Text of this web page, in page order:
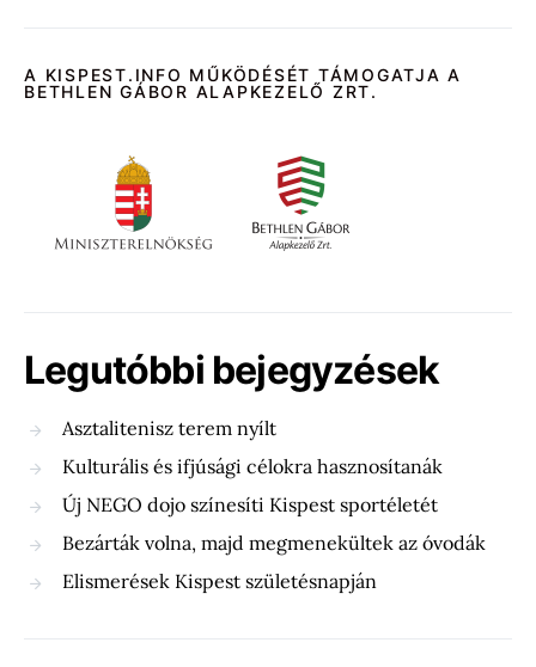
A KISPEST.INFO MŰKÖDÉSÉT TÁMOGATJA A
BETHLEN GÁBOR ALAPKEZELŐ ZRT.
Legutóbbi bejegyzések
Asztalitenisz terem nyílt
Kulturális és ifjúsági célokra hasznosítanák
Új NEGO dojo színesíti Kispest sportéletét
Bezárták volna, majd megmenekültek az óvodák
Elismerések Kispest születésnapján